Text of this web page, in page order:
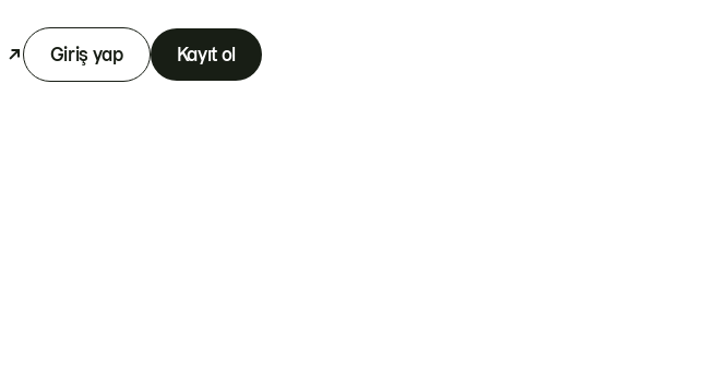
Giriş yap Kayıt ol